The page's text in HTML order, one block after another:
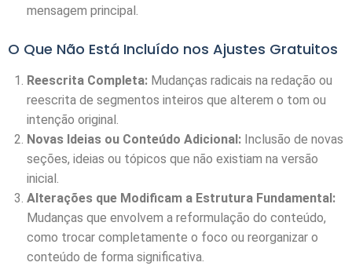
mensagem principal.
O Que Não Está Incluído nos Ajustes Gratuitos
Reescrita Completa: Mudanças radicais na redação ou
reescrita de segmentos inteiros que alterem o tom ou
intenção original.
Novas Ideias ou Conteúdo Adicional: Inclusão de novas
seções, ideias ou tópicos que não existiam na versão
inicial.
Alterações que Modificam a Estrutura Fundamental:
Mudanças que envolvem a reformulação do conteúdo,
como trocar completamente o foco ou reorganizar o
conteúdo de forma significativa.